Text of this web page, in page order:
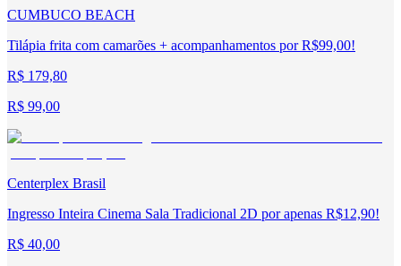
CUMBUCO BEACH
Tilápia frita com camarões + acompanhamentos por R$99,00!
R$ 179,80
R$ 99,00
Centerplex Brasil
Ingresso Inteira Cinema Sala Tradicional 2D por apenas R$12,90!
R$ 40,00